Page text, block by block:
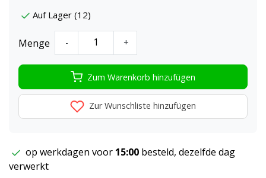
Auf Lager (12)
Menge - +
Zum Warenkorb hinzufügen
Zur Wunschliste hinzufügen
op werkdagen voor 15:00 besteld, dezelfde dag
verwerkt